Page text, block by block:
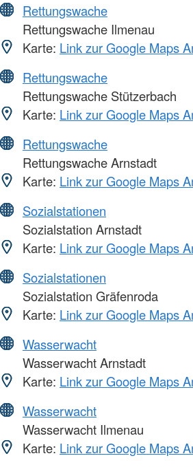
Rettungswache
Rettungswache Ilmenau
Karte: Link zur Google Maps
Rettungswache
Rettungswache Stützerbach
Karte: Link zur Google Maps
Rettungswache
Rettungswache Arnstadt
Karte: Link zur Google Maps
Sozialstationen
Sozialstation Arnstadt
Karte: Link zur Google Maps
Sozialstationen
Sozialstation Gräfenroda
Karte: Link zur Google Maps
Wasserwacht
Wasserwacht Arnstadt
Karte: Link zur Google Maps
Wasserwacht
Wasserwacht Ilmenau
Karte: Link zur Google Maps